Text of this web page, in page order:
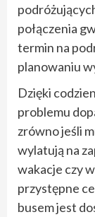
połączenia
termin na
planowaniu
Dzięki
problemu
zrówno jeśli
wylatują na
wakacje czy
przystępne
busem jest